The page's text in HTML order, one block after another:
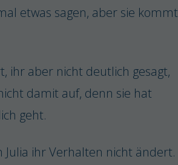
etwas sagen, aber sie kommt
ihr aber nicht deutlich gesagt,
damit auf, denn sie hat
geht.
ihr Verhalten nicht ändert.